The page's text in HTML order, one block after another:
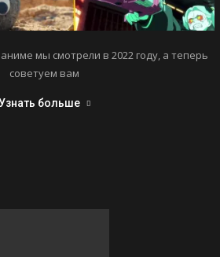
мы смотрели в 2022 году, а теперь
советуем вам
больше